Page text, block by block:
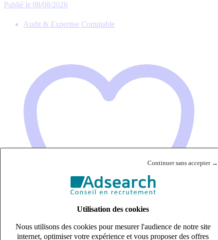
Continuer sans accepter →
Utilisation des cookies
Nous utilisons des cookies pour mesurer l'audience de notre site
internet, optimiser votre expérience et vous proposer des offres
Publié le 08/08/2026
Audit & Expertise Comptable